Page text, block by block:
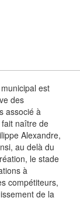
est
des
associé à
fait naître de
Alexandre,
au delà du
le stade
à
compétiteurs,
de la